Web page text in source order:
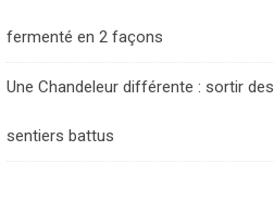
, ,
fermenté en 2 façons
Une Chandeleur différente : sortir des
sentiers battus